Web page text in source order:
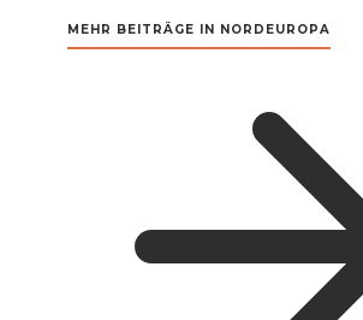
MEHR BEITRÄGE IN NORDEUROPA